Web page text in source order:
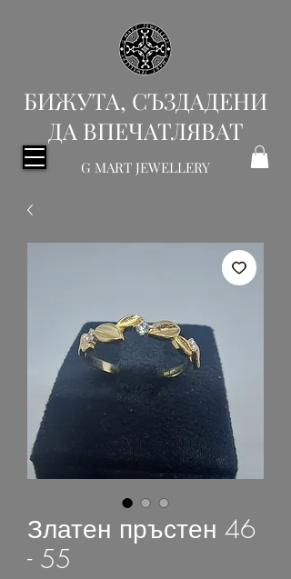
БИЖУТА, СЪЗДАДЕНИ
ДА ВПЕЧАТЛЯВАТ
G MART JEWELLERY
Златен пръстен 46
- 55